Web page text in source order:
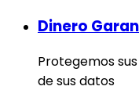
Dinero
Protegemos
de sus datos